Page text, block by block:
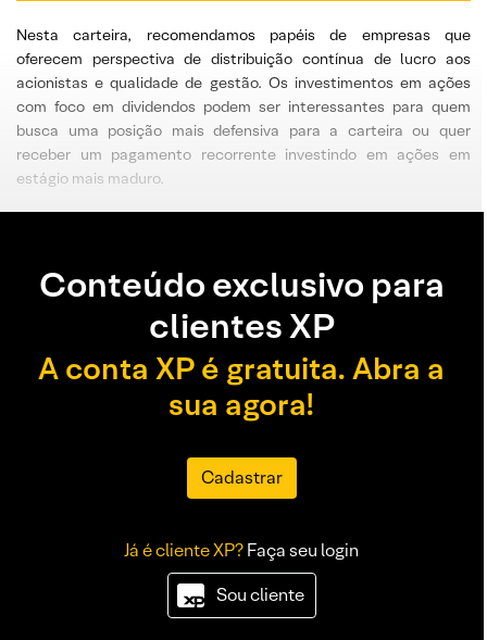
Nesta carteira, recomendamos papéis de empresas que
oferecem perspectiva de distribuição contínua de lucro aos
acionistas e qualidade de gestão. Os investimentos em ações
com foco em dividendos podem ser interessantes para quem
busca uma posição mais defensiva para a carteira ou quer
receber um pagamento recorrente investindo em ações em
estágio mais maduro.
Conteúdo exclusivo para
clientes XP
A conta XP é gratuita. Abra a
sua agora!
Cadastrar
Já é cliente XP?Faça seu login
Sou cliente